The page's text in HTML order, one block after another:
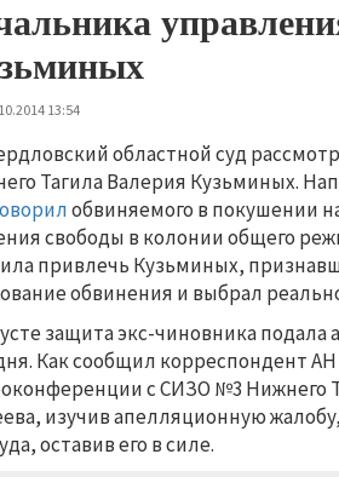
13:54
областной суд
Тагила Валерия Кузьминых.
обвиняемого в покушении
свободы в колонии общего
привлечь Кузьминых,
обвинения и выбрал
защита экс-чиновника
Как сообщил корреспондент
с СИЗО №3 Нижнего
изучив апелляционную
оставив его в силе.